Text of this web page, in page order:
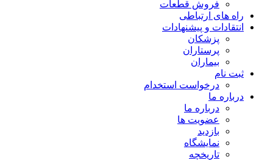
فروش قطعات
راه های ارتباطی
انتقادات و پيشنهادات
پزشكان
پرستاران
بيماران
ثبت نام
درخواست استخدام
درباره ما
درباره ما
عضویت ها
بازدید
نمایشگاه
تاريخچه